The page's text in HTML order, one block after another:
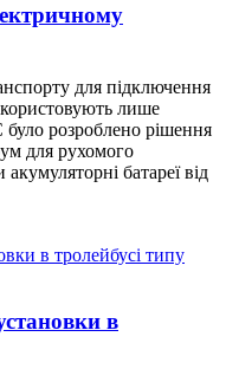
для підключення
лише
розроблено рішення
для рухомого
батареї від
в